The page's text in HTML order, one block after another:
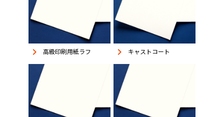
keyboard_arrow_right 高級印刷用紙ラフ keyboard_arrow_right キャストコート